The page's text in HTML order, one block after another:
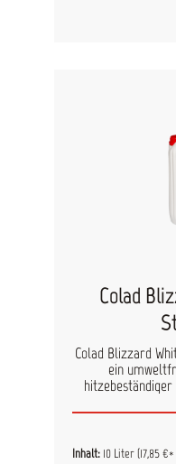
Colad
Colad Blizzard
ein
hitzebeständiger
Trocknung
Staub. Der
Inhalt: 10 Liter(17,85 €*